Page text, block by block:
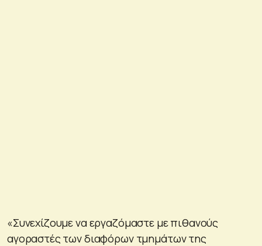
«Συνεχίζουμε να εργαζόμαστε με πιθανούς
αγοραστές των διαφόρων τμημάτων της